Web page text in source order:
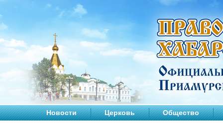
Новости Церковь Общество